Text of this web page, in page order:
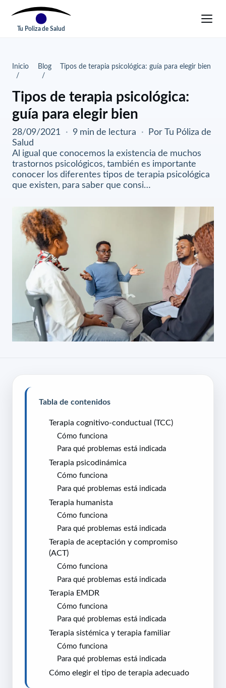
Tu Poliza de Salud
Inicio Blog Tipos de terapia psicológica: guía para elegir bien
Tipos de terapia psicológica:
guía para elegir bien
28/09/2021 · 9 min de lectura ·
Por Tu Póliza de
Salud
Al igual que conocemos la existencia de muchos
trastornos psicológicos, también es importante
conocer los diferentes tipos de terapia psicológica
que existen, para saber que consi…
Tabla de contenidos
Terapia cognitivo-conductual (TCC)
Cómo funciona
Para qué problemas está indicada
Terapia psicodinámica
Cómo funciona
Para qué problemas está indicada
Terapia humanista
Cómo funciona
Para qué problemas está indicada
Terapia de aceptación y compromiso
(ACT)
Cómo funciona
Para qué problemas está indicada
Terapia EMDR
Cómo funciona
Para qué problemas está indicada
Terapia sistémica y terapia familiar
Cómo funciona
Para qué problemas está indicada
Cómo elegir el tipo de terapia adecuado